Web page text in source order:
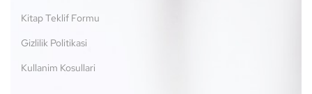
Kitap Teklif Formu
Gizlilik Politikasi
Kullanim Kosullari